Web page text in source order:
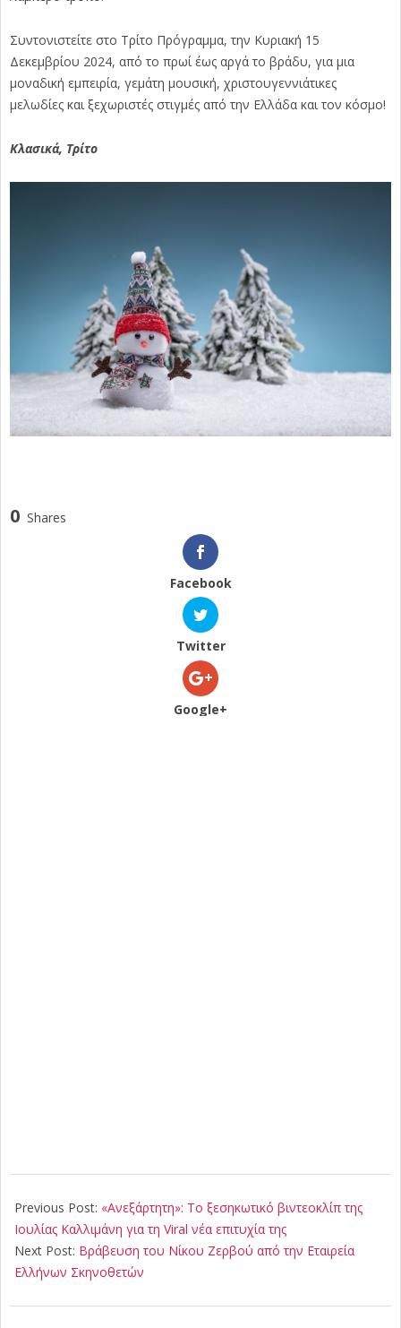
Συντονιστείτε στο Τρίτο Πρόγραμμα, την Κυριακή 15
Δεκεμβρίου 2024, από το πρωί έως αργά το βράδυ, για μια
μοναδική εμπειρία, γεμάτη μουσική, χριστουγεννιάτικες
μελωδίες και ξεχωριστές στιγμές από την Ελλάδα και τον κόσμο!
Κλασικά, Τρίτο
0 Shares
Facebook
Twitter
Google+
12-
13
Previous Post: «Ανεξάρτητη»: Το ξεσηκωτικό βιντεοκλίπ της
Ιουλίας Καλλιμάνη για τη Viral νέα επιτυχία της
Next Post: Βράβευση του Νίκου Ζερβού από την Εταιρεία
Ελλήνων Σκηνοθετών